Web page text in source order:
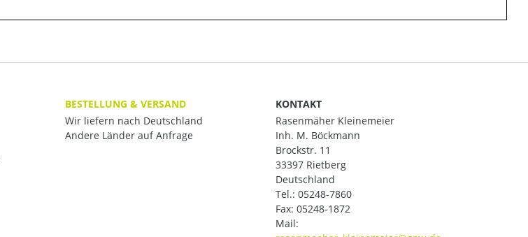
BESTELLUNG & VERSAND
Wir liefern nach Deutschland
Andere Länder auf Anfrage
KONTAKT
Rasenmäher Kleinemeier
Inh. M. Böckmann
Brockstr. 11
33397 Rietberg
Deutschland
Tel.: 05248-7860
Fax: 05248-1872
Mail: